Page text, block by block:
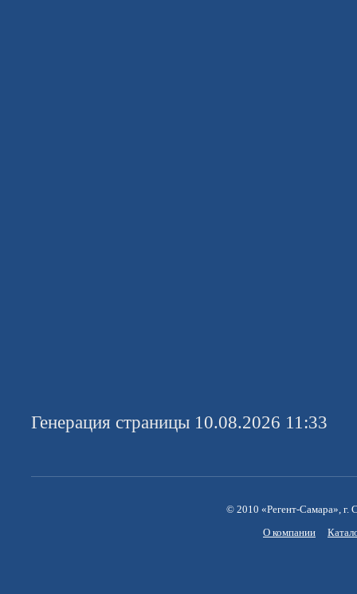
Генерация страницы 10.08.2026 11:33
© 2010 «Регент-Самара», г.
О компании